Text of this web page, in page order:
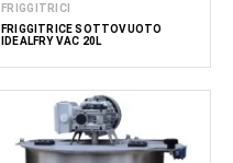
FRIGGITRICI
FRIGGITRICE SOTTOVUOTO
IDEALFRY VAC 20L